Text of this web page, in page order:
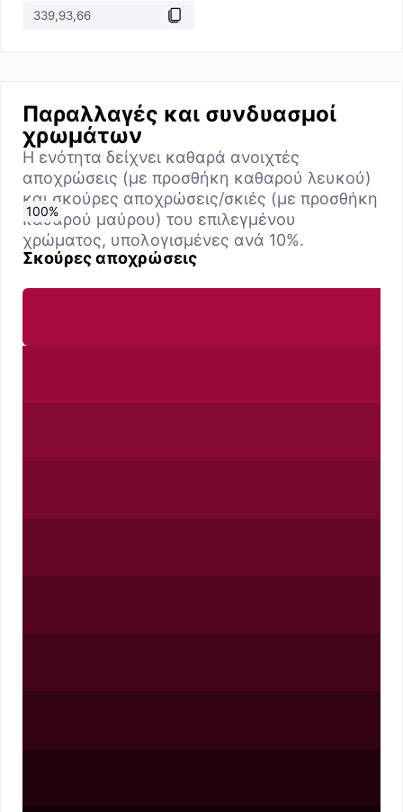
Παραλλαγές και συνδυασμοί
χρωμάτων
Η ενότητα δείχνει καθαρά ανοιχτές
αποχρώσεις (με προσθήκη καθαρού λευκού)
και σκούρες αποχρώσεις/σκιές (με προσθήκη
καθαρού μαύρου) του επιλεγμένου
χρώματος, υπολογισμένες ανά 10%.
Σκούρες αποχρώσεις
0%
10%
20%
30%
40%
50%
60%
70%
80%
90%
100%